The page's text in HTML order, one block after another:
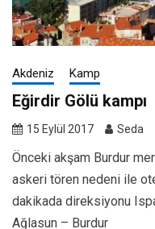
Akdeniz Kamp
Eğirdir Gölü kampı
15 Eylül 2017 Seda
Önceki akşam Burdur
askeri tören nedeni ile
dakikada direksiyonu
Ağlasun – Burdur